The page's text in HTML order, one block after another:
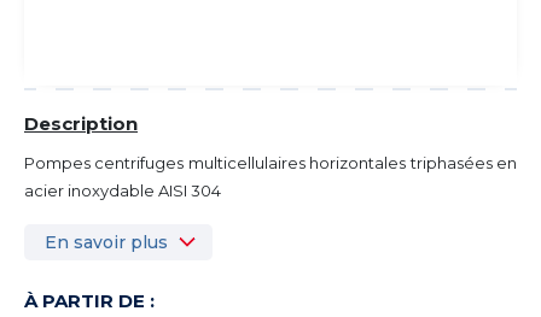
Description
Pompes centrifuges multicellulaires horizontales triphasées en
acier inoxydable AISI 304
En savoir plus
À PARTIR DE :